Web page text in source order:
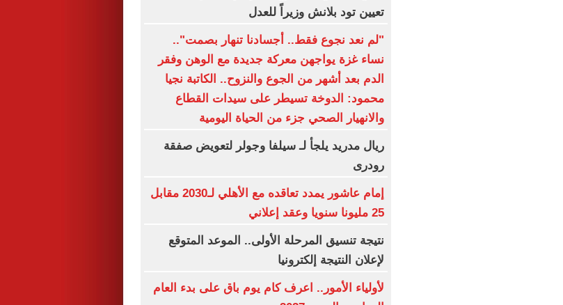
تعيين تود بلانش وزيراً للعدل
"لم نعد نجوع فقط.. أجسادنا تنهار بصمت"..
نساء غزة يواجهن معركة جديدة مع الوهن وفقر
الدم بعد أشهر من الجوع والنزوح.. الكاتبة نجيا
محمود: الدوخة تسيطر على سيدات القطاع
والانهيار الصحي جزء من الحياة اليومية
ريال مدريد يلجأ لـ سيلفا وجولر لتعويض صفقة
رودرى
إمام عاشور يمدد تعاقده مع الأهلي لـ2030 مقابل
25 مليونا سنويا وعقد إعلاني
نتيجة تنسيق المرحلة الأولى.. الموعد المتوقع
لإعلان النتيجة إلكترونيا
لأولياء الأمور.. اعرف كام يوم باق على بدء العام